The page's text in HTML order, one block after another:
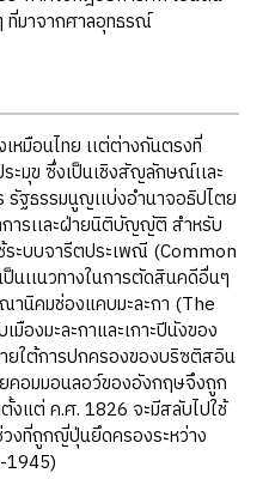
มาจากศาลอุทธรณ์
เหมือนไทย เเต่ต่างกันตรงที่
ะมุข ซึ่งเป็นเชิงสัญลักษณ์เเละ
ฐธรรมนูญเเบ่งอำนาจอธิปไตย
ารเเละฝ่ายนิติบัญญัติ สำหรับ
ระบบจารีตประเพณี (Common
เเนวทางในการตัดสินคดีอื่นๆ
านิคมช่องแคบมะละกา (The
องมะละกาและเกาะปีนังของ
ยใต้การปกครองของบริซติสอิน
คอมมอนลอว์ของอังกฤษจึงถูก
งแต่ ค.ศ. 1826 จะมีสลับไปใช้
งที่ถูกญี่ปุ่นยึดครองระหว่าง
1945)